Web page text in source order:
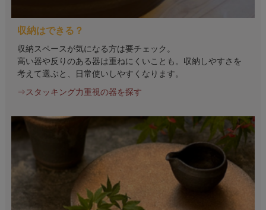
収納はできる？
収納スペースが気になる方は要チェック。
高い器や反りのある器は重ねにくいことも。収納しやすさを
考えて選ぶと、日常使いしやすくなります。
⇒スタッキング力重視の器を探す